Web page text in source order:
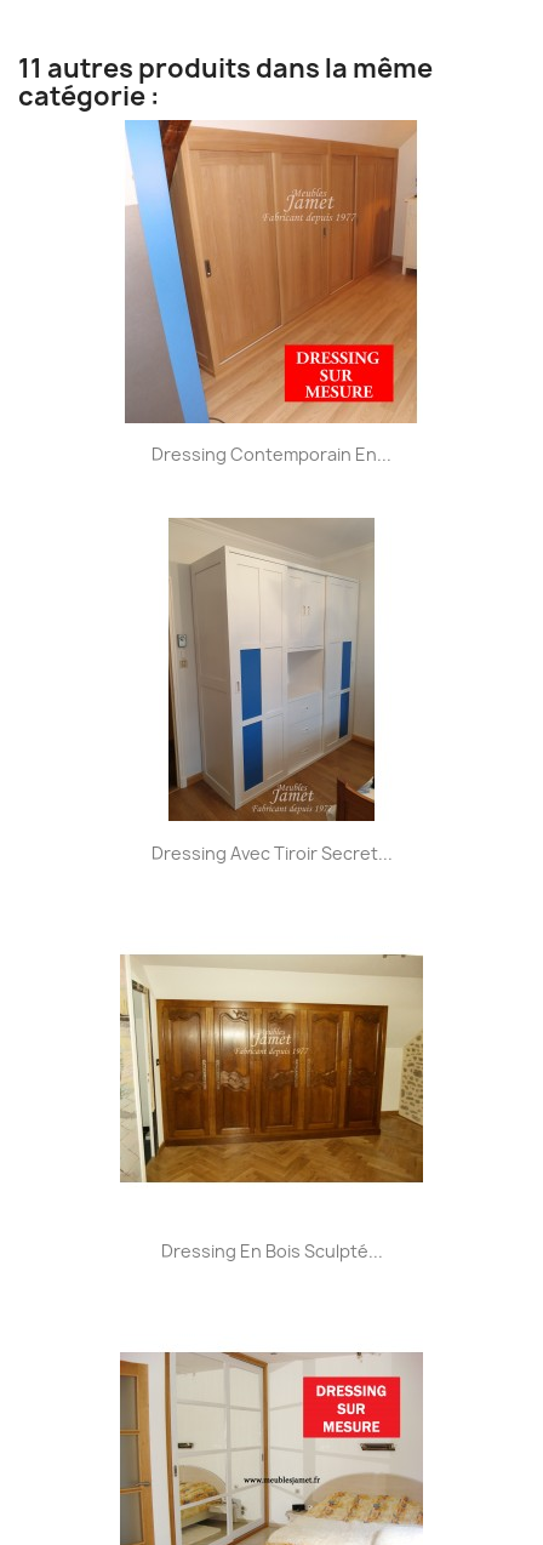
11 autres produits dans la même
catégorie :
Dressing Contemporain En...
Dressing Avec Tiroir Secret...
Dressing En Bois Sculpté...